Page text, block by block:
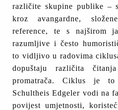
različite skupine publike –
kroz avangardne,
reference, te s najširom
razumljive i često
to vidljivo u radovima
dopuštaju različita
promatrača. Ciklus je
Schultheis Edgeler vodi na
povijest umjetnosti,